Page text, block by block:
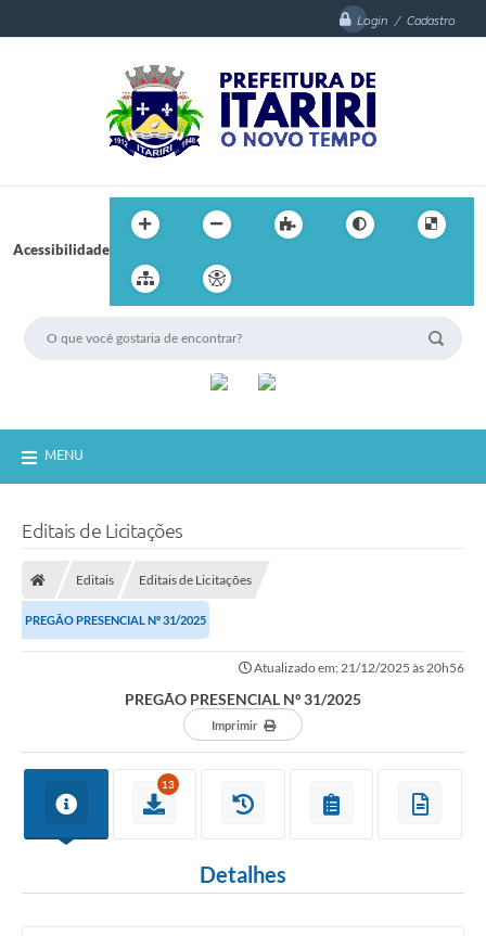
Login / Cadastro
Acessibilidade
MENU
Editais de Licitações
Editais Editais de Licitações
PREGÃO PRESENCIAL Nº 31/2025
Atualizado em: 21/12/2025 às 20h56
PREGÃO PRESENCIAL Nº 31/2025
Imprimir
13
Detalhes